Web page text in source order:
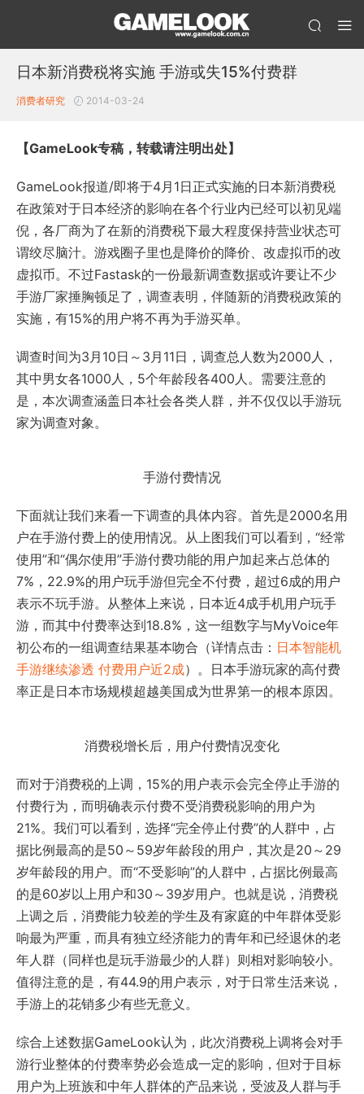
日本新消费税将实施 手游或失15%付费群
消费者研究 2014-03-24
【GameLook专稿，转载请注明出处】
GameLook报道/即将于4月1日正式实施的日本新消费税
在政策对于日本经济的影响在各个行业内已经可以初见端
倪，各厂商为了在新的消费税下最大程度保持营业状态可
谓绞尽脑汁。游戏圈子里也是降价的降价、改虚拟币的改
虚拟币。不过Fastask的一份最新调查数据或许要让不少
手游厂家捶胸顿足了，调查表明，伴随新的消费税政策的
实施，有15%的用户将不再为手游买单。
调查时间为3月10日～3月11日，调查总人数为2000人，
其中男女各1000人，5个年龄段各400人。需要注意的
是，本次调查涵盖日本社会各类人群，并不仅仅以手游玩
家为调查对象。
手游付费情况
下面就让我们来看一下调查的具体内容。首先是2000名用
户在手游付费上的使用情况。从上图我们可以看到，“经常
使用”和“偶尔使用”手游付费功能的用户加起来占总体的
7%，22.9%的用户玩手游但完全不付费，超过6成的用户
表示不玩手游。从整体上来说，日本近4成手机用户玩手
游，而其中付费率达到18.8%，这一组数字与MyVoice年
初公布的一组调查结果基本吻合（详情点击： 日本智能机
手游继续渗透 付费用户近2成）。日本手游玩家的高付费
率正是日本市场规模超越美国成为世界第一的根本原因。
消费税增长后，用户付费情况变化
而对于消费税的上调，15%的用户表示会完全停止手游的
付费行为，而明确表示付费不受消费税影响的用户为
21%。我们可以看到，选择“完全停止付费”的人群中，占
据比例最高的是50～59岁年龄段的用户，其次是20～29
岁年龄段的用户。而“不受影响”的人群中，占据比例最高
的是60岁以上用户和30～39岁用户。也就是说，消费税
上调之后，消费能力较差的学生及有家庭的中年群体受影
响最为严重，而具有独立经济能力的青年和已经退休的老
年人群（同样也是玩手游最少的人群）则相对影响较小。
值得注意的是，有44.9的用户表示，对于日常生活来说，
手游上的花销多少有些无意义。
综合上述数据GameLook认为，此次消费税上调将会对手
游行业整体的付费率势必会造成一定的影响，但对于目标
用户为上班族和中年人群体的产品来说，受波及人群与手